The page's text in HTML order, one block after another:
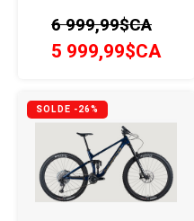
6 999,99$CA
5 999,99$CA
SOLDE -26%